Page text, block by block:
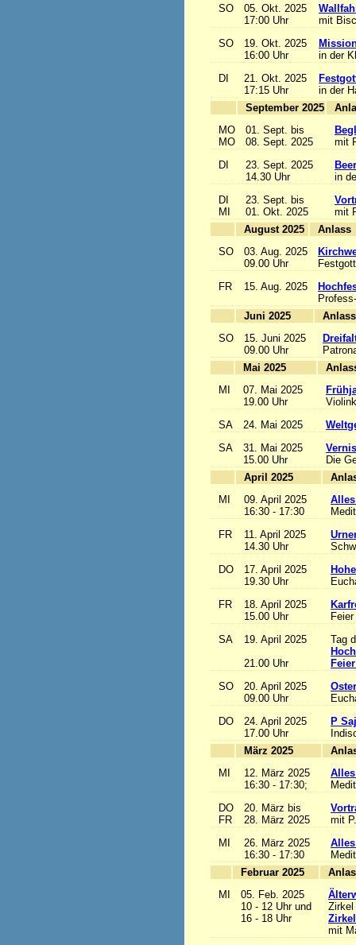
SO
05. Okt. 2025
17:00 Uhr
mit
SO
19. Okt. 2025
16:00 Uhr
in der
DI
21. Okt. 2025
17:15 Uhr
in der
September 2025
MO
MO
01. Sept. bis
08. Sept. 2025
mit
DI
23. Sept. 2025
14.30 Uhr
in
DI
MI
23. Sept. bis
01. Okt. 2025
mit
August 2025
SO
03. Aug. 2025
09.00 Uhr
FR
15. Aug. 2025
Juni 2025
SO
15. Juni 2025
09.00 Uhr
Mai 2025
MI
07. Mai 2025
19.00 Uhr
SA
24. Mai 2025
SA
31. Mai 2025
15.00 Uhr
Die
April 2025
MI
09. April 2025
16:30 - 17:30
FR
11. April 2025
14.30 Uhr
DO
17. April 2025
19.30 Uhr
FR
18. April 2025
15.00 Uhr
SA
19. April 2025
21.00 Uhr
Tag
SO
20. April 2025
09.00 Uhr
DO
24. April 2025
17.00 Uhr
P
März 2025
MI
12. März 2025
16:30 - 17:30;
DO
FR
20. März bis
28. März 2025
mit
MI
26. März 2025
16:30 - 17:30
Februar 2025
MI
05. Feb. 2025
10 - 12 Uhr und
16 - 18 Uhr
Zirkel
mit